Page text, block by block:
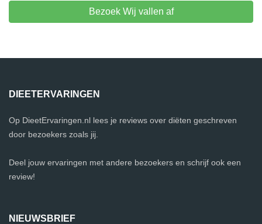
Bezoek Wij vallen af
DIEETERVARINGEN
Op DieetErvaringen.nl lees je reviews over diëten geschreven
door bezoekers zoals jij.
Deel jouw ervaringen met andere bezoekers en schrijf ook een
review!
NIEUWSBRIEF